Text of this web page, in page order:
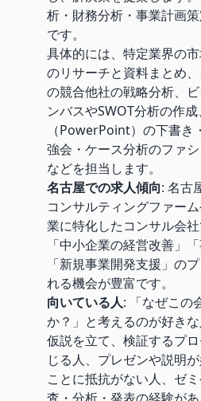
析・財務分析・事業計画
です。
具体的には、特定業界の
のリサーチと資料まとめ
の競合他社の戦略分析、
ンバスやSWOT分析の作
（PowerPoint）の下書き
強会・ケース分析のファ
などを担当します。
名古屋での求人傾向: 名古
コンサルティングファー
業に特化したコンサル会社
「中小企業の経営改善」
「新規事業開発支援」の
れる機会が豊富です。
向いている人: 「なぜこの
か？」と考えるのが好き
仮説を立て、検証するプ
じる人、プレゼンや説明
ことに抵抗がない人、ゼ